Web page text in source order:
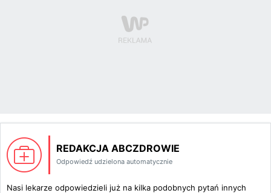
REDAKCJA ABCZDROWIE
Odpowiedź udzielona automatycznie
Nasi lekarze odpowiedzieli już na kilka podobnych pytań innych